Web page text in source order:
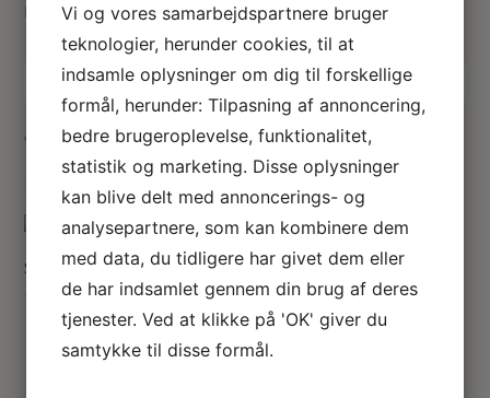
Hjem/ Varer tagged “cranberryglass”
hvad
du
søger
her
Viser 1 resultat
Snoet konisk tranebærglas glasvase
176.00kr.
Vi og vores samarbejdspartnere bruger
teknologier, herunder cookies, til at
indsamle oplysninger om dig til forskellige
formål, herunder: Tilpasning af annoncering,
bedre brugeroplevelse, funktionalitet,
statistik og marketing. Disse oplysninger
kan blive delt med annoncerings- og
analysepartnere, som kan kombinere dem
med data, du tidligere har givet dem eller
de har indsamlet gennem din brug af deres
tjenester. Ved at klikke på 'OK' giver du
samtykke til disse formål.